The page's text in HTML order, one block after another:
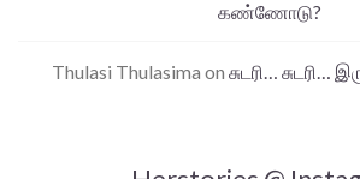
கண்ணோடு?
Thulasi Thulasima on சுடரி… சுடரி…